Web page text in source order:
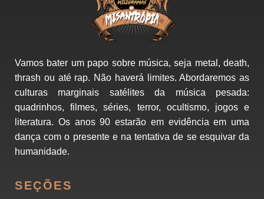
Vamos bater um papo sobre música, seja metal, death,
thrash ou até rap. Não haverá limites. Abordaremos as
culturas marginais satélites da música pesada:
quadrinhos, filmes, séries, terror, ocultismo, jogos e
literatura. Os anos 90 estarão em evidência em uma
dança com o presente e na tentativa de se esquivar da
humanidade.
SEÇÕES